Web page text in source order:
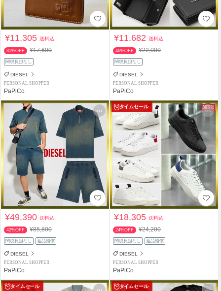
¥11,305送料込
35%OFF ¥17,600
関税負担なし
DIESEL
PERSONAL SHOPPER
PaPiCo
¥11,682送料込
46%OFF ¥22,000
関税負担なし
DIESEL
PERSONAL SHOPPER
PaPiCo
¥49,390送料込
42%OFF ¥85,800
関税負担なし 返品補償
DIESEL
PERSONAL SHOPPER
PaPiCo
タイムセール
¥18,305送料込
24%OFF ¥24,200
関税負担なし 返品補償
DIESEL
PERSONAL SHOPPER
PaPiCo
タイムセール タイムセール